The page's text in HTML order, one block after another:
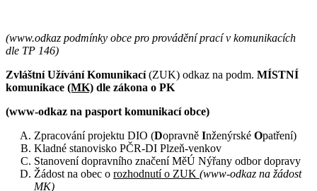
(www.odkaz podmínky obce pro provádění prací v komunikacích
dle TP 146)
Zvláštní Užívání Komunikací(ZUK) odkaz na podm. MÍSTNÍ
komunikace (MK) dle zákona o PK
(www-odkaz na pasport komunikací obce)
Zpracování projektu DIO (Dopravně Inženýrské Opatření)
Kladné stanovisko PČR-DI Plzeň-venkov
Stanovení dopravního značení MěÚ Nýřany odbor dopravy
Žádost na obec o rozhodnutí o ZUK (www-odkaz na žádost
MK)